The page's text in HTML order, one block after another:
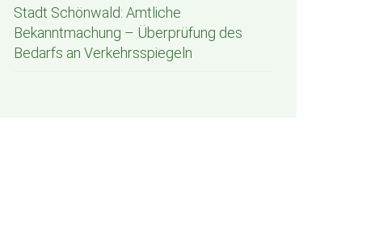
Stadt Schönwald: Amtliche
Bekanntmachung – Überprüfung des
Bedarfs an Verkehrsspiegeln